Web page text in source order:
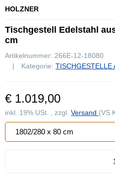
HOLZNER
Tischgestell Edelstahl
cm
Artikelnummer: 266E-12-18080
Kategorie: TISCHGESTELLE
€ 1.019,00
inkl. 19% USt. , zzgl. Versand (VS
1802/280 x 80 cm